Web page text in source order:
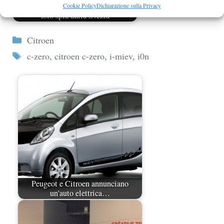
Cookie PolicyDichiarazione sulla Privacy
Citroen C-Zero e nuova Citroen C4
foto spia dalla Svezia
Categorie
Citroen
Tag
c-zero, citroen c-zero, i-miev, i0n
Peugeot e Citroen annunciano
un'auto elettrica…